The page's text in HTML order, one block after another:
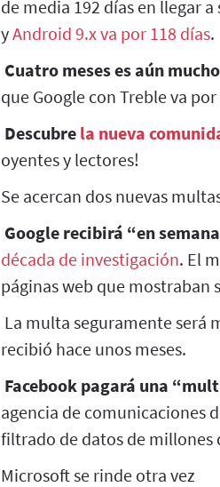
de media 192 días en llegar
yAndroid 9.x va por 118 días.
Cuatro meses es aún
que Google con Treble va
Descubre la nueva
oyentes y lectores!
Se acercan dos nuevas
Google recibirá “en
década de investigación. El
páginas web que mostraban
La multa seguramente será
recibió hace unos meses.
Facebook pagará una
agencia de comunicaciones
filtrado de datos de millones
Microsoft se rinde otra vez